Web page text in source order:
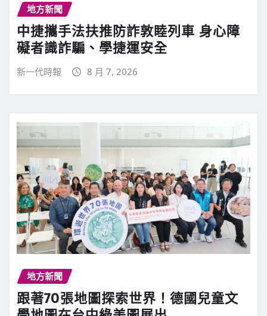
地方新聞
中捷攜手法扶推防詐敦睦列車 身心障
礙者識詐騙、學捷運安全
新一代時報 8 月 7, 2026
地方新聞
跟著70張地圖探索世界！德國兒童文